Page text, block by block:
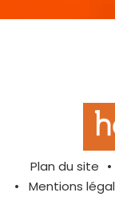
Plan du site
Mentions